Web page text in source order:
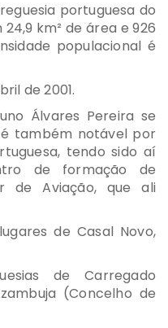
portuguesa do
km² de área e 926
populacional é
de 2001.
Álvares Pereira se
é também notável por
tendo sido aí
de formação de
de Aviação, que ali
de Casal Novo,
de Carregado
(Concelho de